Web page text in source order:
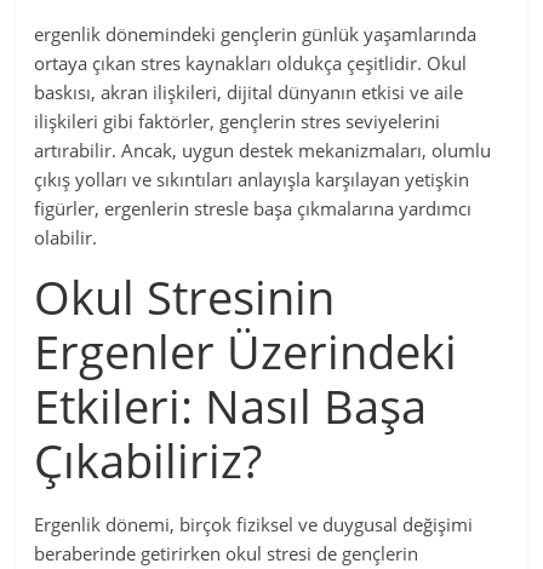
ergenlik dönemindeki gençlerin günlük yaşamlarında
ortaya çıkan stres kaynakları oldukça çeşitlidir. Okul
baskısı, akran ilişkileri, dijital dünyanın etkisi ve aile
ilişkileri gibi faktörler, gençlerin stres seviyelerini
artırabilir. Ancak, uygun destek mekanizmaları, olumlu
çıkış yolları ve sıkıntıları anlayışla karşılayan yetişkin
figürler, ergenlerin stresle başa çıkmalarına yardımcı
olabilir.
Okul Stresinin
Ergenler Üzerindeki
Etkileri: Nasıl Başa
Çıkabiliriz?
Ergenlik dönemi, birçok fiziksel ve duygusal değişimi
beraberinde getirirken okul stresi de gençlerin